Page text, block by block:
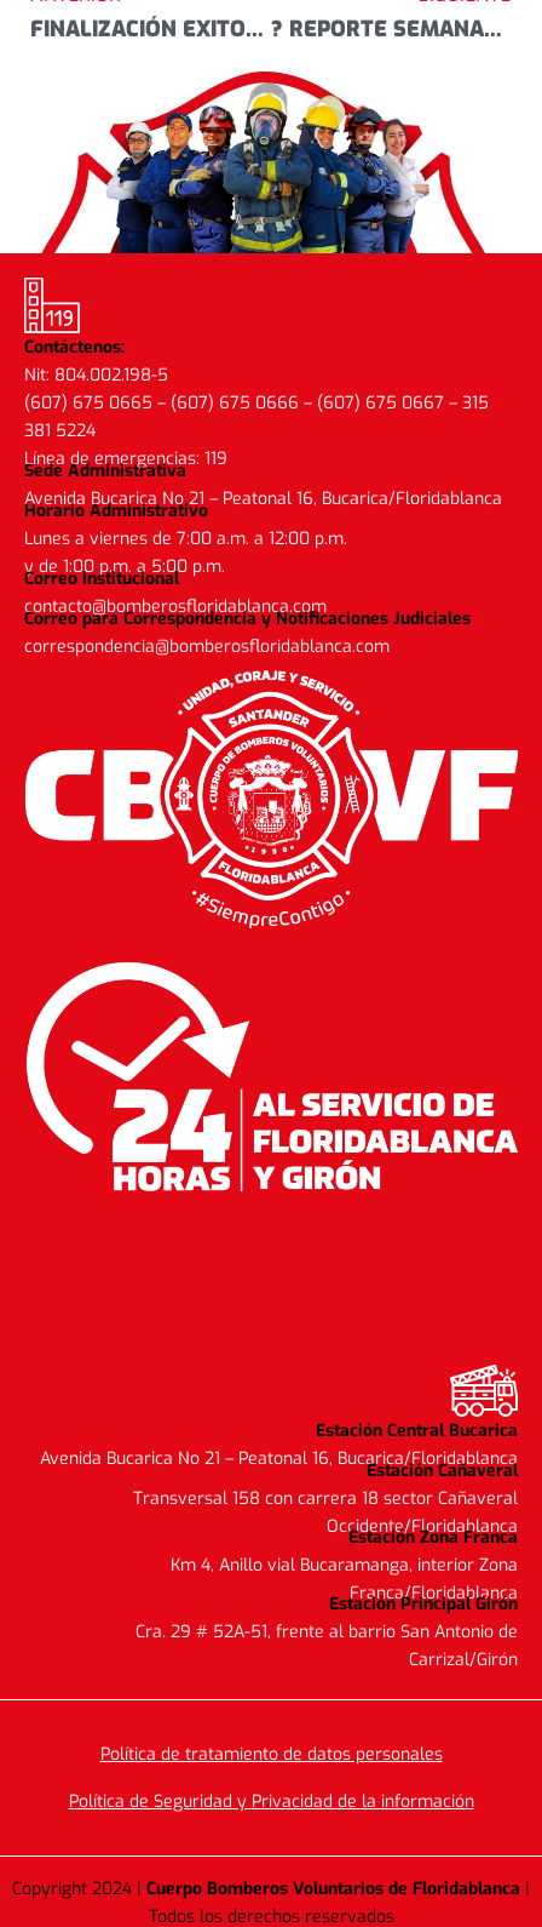
FINALIZACIÓN EXITOSA DEL CURSO DE ACREDITACIÓN DE BUZOS DEL C.B.V.F ? REPORTE SEMANAL DE EMERGENCIAS ATENDIDAS?
Contáctenos:
Nit: 804.002.198-5
(607) 675 0665 – (607) 675 0666 – (607) 675 0667 – 315
381 5224
Línea de emergencias: 119
Sede Administrativa
Avenida Bucarica No 21 – Peatonal 16, Bucarica/Floridablanca
Horario Administrativo
Lunes a viernes de 7:00 a.m. a 12:00 p.m.
y de 1:00 p.m. a 5:00 p.m.
Correo Institucional
contacto@bomberosfloridablanca.com
Correo para Correspondencia y Notificaciones Judiciales
correspondencia@bomberosfloridablanca.com
Estación Central Bucarica
Avenida Bucarica No 21 – Peatonal 16, Bucarica/Floridablanca
Estación Cañaveral
Transversal 158 con carrera 18 sector Cañaveral
Occidente/Floridablanca
Estación Zona Franca
Km 4, Anillo vial Bucaramanga, interior Zona
Franca/Floridablanca
Estación Principal Girón
Cra. 29 # 52A-51, frente al barrio San Antonio de
Carrizal/Girón
Política de tratamiento de datos personales
Política de Seguridad y Privacidad de la información
Copyright 2024 | Cuerpo Bomberos Voluntarios de Floridablanca |
Todos los derechos reservados